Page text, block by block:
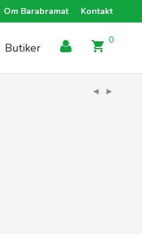
Om Barabramat Kontakt
Butiker
0